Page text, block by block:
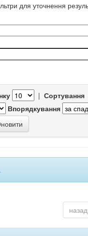
для уточнення
| Сортування
Впорядкування
назад